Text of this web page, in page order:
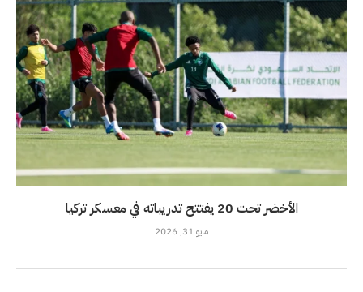
الأخضر تحت 20 يفتتح تدريباته في معسكر تركيا
مايو 31, 2026